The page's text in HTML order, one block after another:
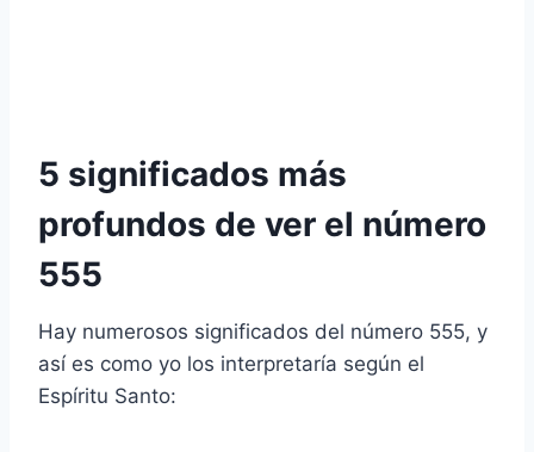
5 significados más
profundos de ver el número
555
Hay numerosos significados del número 555, y
así es como yo los interpretaría según el
Espíritu Santo: